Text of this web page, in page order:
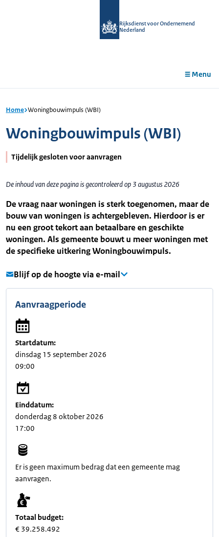
Rijksdienst voor Ondernemend
Nederland
Menu
Home Woningbouwimpuls (WBI)
Woningbouwimpuls (WBI)
Tijdelijk gesloten voor aanvragen
De inhoud van deze pagina is gecontroleerd op 3 augustus 2026
De vraag naar woningen is sterk toegenomen, maar de
bouw van woningen is achtergebleven. Hierdoor is er
nu een groot tekort aan betaalbare en geschikte
woningen. Als gemeente bouwt u meer woningen met
de specifieke uitkering Woningbouwimpuls.
Blijf op de hoogte via e-mail
Aanvraagperiode
Startdatum:
dinsdag 15 september 2026
09:00
Einddatum:
donderdag 8 oktober 2026
17:00
Er is geen maximum bedrag dat een gemeente mag
aanvragen.
Totaal budget:
€ 39.258.492